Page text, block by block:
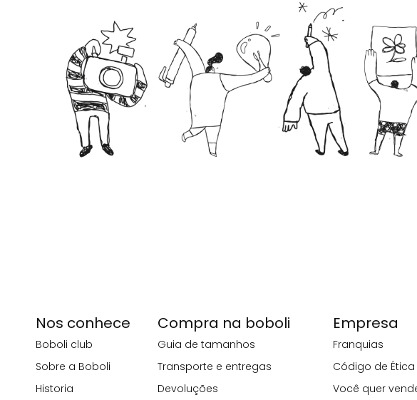
Nos conhece
Boboli club
Sobre a Boboli
Historia
Compra na boboli
Guia de tamanhos
Transporte e entregas
Devoluções
Empresa
Franquias
Código de Ética
Você quer